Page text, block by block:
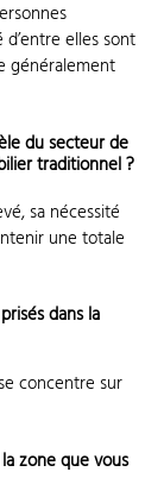
elles sont
généralement
du secteur de
traditionnel ?
sa nécessité
une totale
dans la
concentre sur
zone que vous